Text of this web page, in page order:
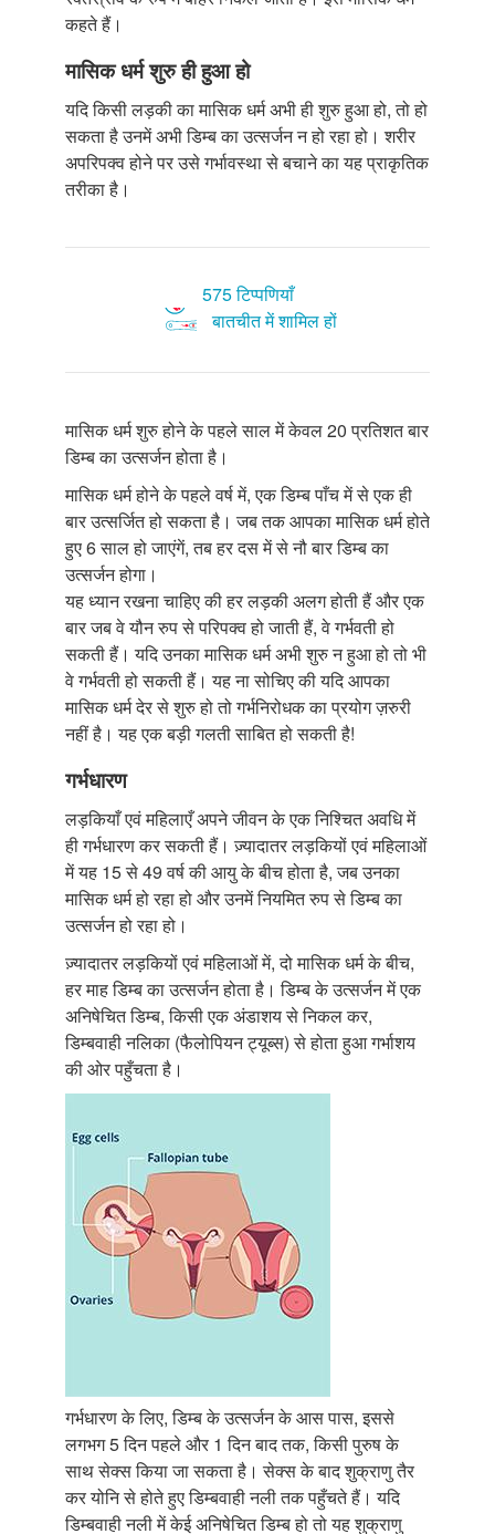
कहते हैं।
मासिक धर्म शुरु ही हुआ हो
यदि किसी लड़की का मासिक धर्म अभी ही शुरु हुआ हो, तो हो
सकता है उनमें अभी डिम्ब का उत्सर्जन न हो रहा हो। शरीर
अपरिपक्व होने पर उसे गर्भावस्था से बचाने का यह प्राकृतिक
तरीका है।
575 टिप्पणियाँ
बातचीत में शामिल हों
मासिक धर्म शुरु होने के पहले साल में केवल 20 प्रतिशत बार
डिम्ब का उत्सर्जन होता है।
मासिक धर्म होने के पहले वर्ष में, एक डिम्ब पाँच में से एक ही
बार उत्सर्जित हो सकता है। जब तक आपका मासिक धर्म होते
हुए 6 साल हो जाएंगें, तब हर दस में से नौ बार डिम्ब का
उत्सर्जन होगा।
यह ध्यान रखना चाहिए की हर लड़की अलग होती हैं और एक
बार जब वे यौन रुप से परिपक्व हो जाती हैं, वे गर्भवती हो
सकती हैं। यदि उनका मासिक धर्म अभी शुरु न हुआ हो तो भी
वे गर्भवती हो सकती हैं। यह ना सोचिए की यदि आपका
मासिक धर्म देर से शुरु हो तो गर्भनिरोधक का प्रयोग ज़रुरी
नहीं है। यह एक बड़ी गलती साबित हो सकती है!
गर्भधारण
लड़कियाँ एवं महिलाएँ अपने जीवन के एक निश्चित अवधि में
ही गर्भधारण कर सकती हैं। ज़्यादातर लड़कियों एवं महिलाओं
में यह 15 से 49 वर्ष की आयु के बीच होता है, जब उनका
मासिक धर्म हो रहा हो और उनमें नियमित रुप से डिम्ब का
उत्सर्जन हो रहा हो।
ज़्यादातर लड़कियों एवं महिलाओं में, दो मासिक धर्म के बीच,
हर माह डिम्ब का उत्सर्जन होता है। डिम्ब के उत्सर्जन में एक
अनिषेचित डिम्ब, किसी एक अंडाशय से निकल कर,
डिम्बवाही नलिका (फैलोपियन ट्यूब्स) से होता हुआ गर्भाशय
की ओर पहुँचता है।
गर्भधारण के लिए, डिम्ब के उत्सर्जन के आस पास, इससे
लगभग 5 दिन पहले और 1 दिन बाद तक, किसी पुरुष के
साथ सेक्स किया जा सकता है। सेक्स के बाद शुक्राणु तैर
कर योनि से होते हुए डिम्बवाही नली तक पहुँचते हैं। यदि
डिम्बवाही नली में केई अनिषेचित डिम्ब हो तो यह शुक्राणु